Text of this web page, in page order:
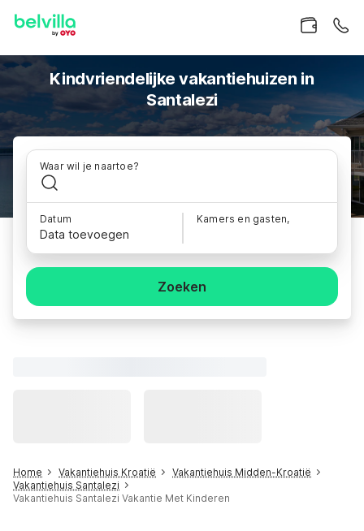
Kindvriendelijke vakantiehuizen in
Santalezi
Waar wil je naartoe?
Datum
Data toevoegen
Kamers en gasten,
Zoeken
Home Vakantiehuis Kroatië
Vakantiehuis Midden-Kroatië
Vakantiehuis Santalezi
Vakantiehuis Santalezi Vakantie Met Kinderen